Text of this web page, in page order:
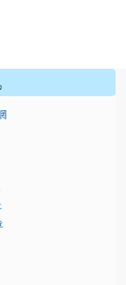
modules/
presentation/d/
presentation/d/